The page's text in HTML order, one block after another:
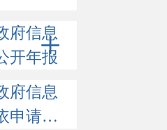
府信息
开年报
府信息
申请公开